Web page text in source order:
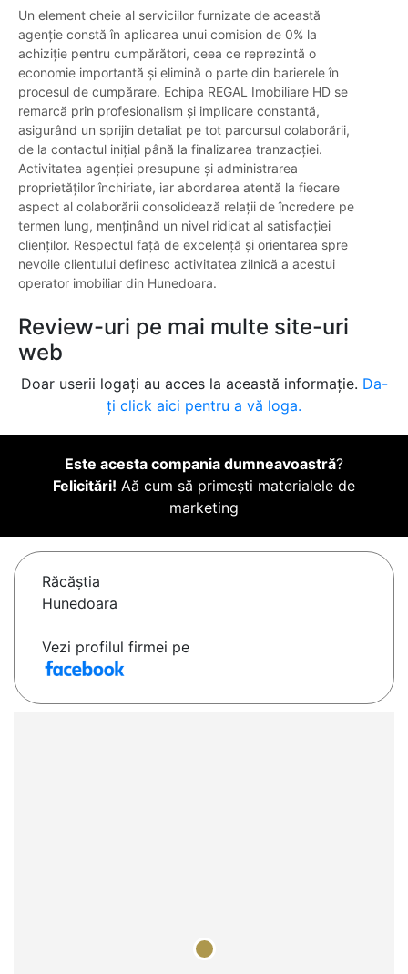
Un element cheie al serviciilor furnizate de această
agenție constă în aplicarea unui comision de 0% la
achiziție pentru cumpărători, ceea ce reprezintă o
economie importantă și elimină o parte din barierele în
procesul de cumpărare. Echipa REGAL Imobiliare HD se
remarcă prin profesionalism și implicare constantă,
asigurând un sprijin detaliat pe tot parcursul colaborării,
de la contactul inițial până la finalizarea tranzacției.
Activitatea agenției presupune și administrarea
proprietăților închiriate, iar abordarea atentă la fiecare
aspect al colaborării consolidează relații de încredere pe
termen lung, menținând un nivel ridicat al satisfacției
clienților. Respectul față de excelență și orientarea spre
nevoile clientului definesc activitatea zilnică a acestui
operator imobiliar din Hunedoara.
Review-uri pe mai multe site-uri
web
Doar userii logați au acces la această informație. Da-
ți click aici pentru a vă loga.
Este acesta compania dumneavoastră?
Felicitări! Aă cum să primești materialele de
marketing
Răcăştia
Hunedoara
Vezi profilul firmei pe